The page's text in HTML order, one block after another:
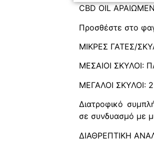
CBD OIL
Προσθέστε στο
ΜΙΚΡΕΣ ΓΑΤΕΣ/
ΜΕΣΑΙΟΙ ΣΚΥΛΟΙ:
ΜΕΓΑΛΟΙ
Διατροφικό
σε συνδυασμό με
ΔΙΑΘΡΕΠΤΙΚΗ